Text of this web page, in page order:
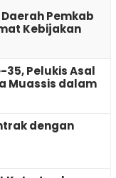
Pemkab
Kebijakan
Pelukis Asal
Muassis dalam
dengan